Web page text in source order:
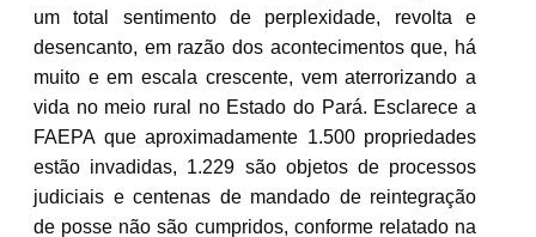
um total sentimento de perplexidade, revolta e
desencanto, em razão dos acontecimentos que, há
muito e em escala crescente, vem aterrorizando a
vida no meio rural no Estado do Pará. Esclarece a
FAEPA que aproximadamente 1.500 propriedades
estão invadidas, 1.229 são objetos de processos
judiciais e centenas de mandado de reintegração
de posse não são cumpridos, conforme relatado na